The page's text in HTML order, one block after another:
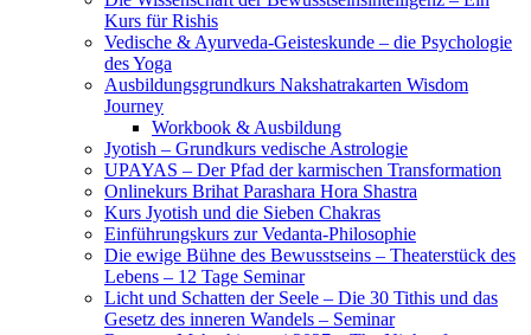
Kurs für Rishis
Vedische & Ayurveda-Geisteskunde – die Psychologie
des Yoga
Ausbildungsgrundkurs Nakshatrakarten Wisdom
Journey
Workbook & Ausbildung
Jyotish – Grundkurs vedische Astrologie
UPAYAS – Der Pfad der karmischen Transformation
Onlinekurs Brihat Parashara Hora Shastra
Kurs Jyotish und die Sieben Chakras
Einführungskurs zur Vedanta-Philosophie
Die ewige Bühne des Bewusstseins – Theaterstück des
Lebens – 12 Tage Seminar
Licht und Schatten der Seele – Die 30 Tithis und das
Gesetz des inneren Wandels – Seminar